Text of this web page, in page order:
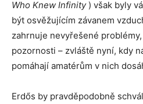
Who Knew Infinity) však byly
být osvěžujícím závanem
zahrnuje nevyřešené
pozornosti – zvláště nyní, kdy
pomáhají amatérům v nich
Erdős by pravděpodobně